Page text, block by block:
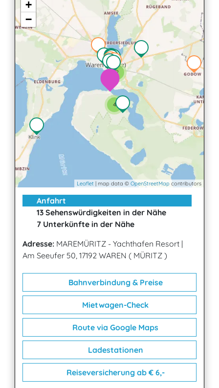
4
2
+
−
Leaflet | map data © OpenStreetMap contributors
Anfahrt
13 Sehenswürdigkeiten in der Nähe
7 Unterkünfte in der Nähe
Adresse: MAREMÜRITZ - Yachthafen Resort |
Am Seeufer 50, 17192 WAREN ( MÜRITZ )
Bahnverbindung & Preise
Mietwagen-Check
Route via Google Maps
Ladestationen
Reiseversicherung ab € 6,-